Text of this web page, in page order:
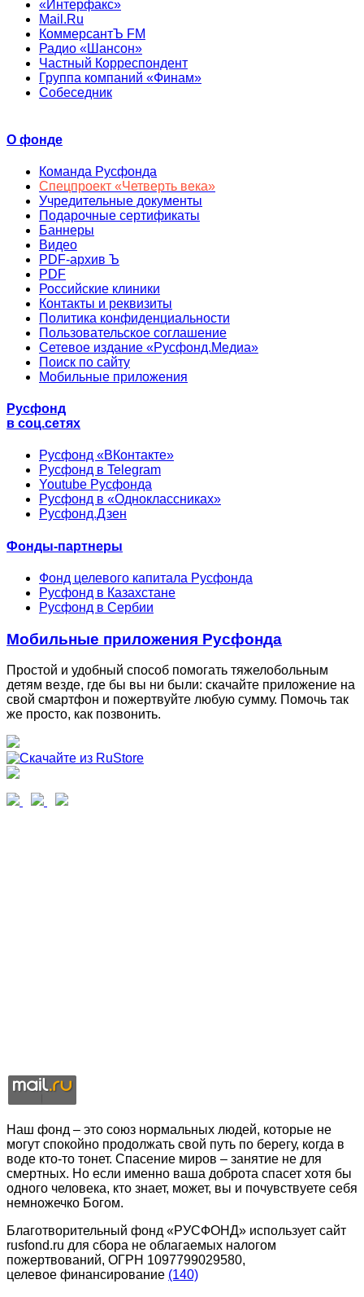
«Интерфакс»
Mail.Ru
КоммерсантЪ FM
Радио «Шансон»
Частный Корреспондент
Группа компаний «Финам»
Собеседник
О фонде
Команда Русфонда
Спецпроект «Четверть века»
Учредительные документы
Подарочные сертификаты
Баннеры
Видео
PDF-архив Ъ
PDF
Российские клиники
Контакты и реквизиты
Политика конфиденциальности
Пользовательское соглашение
Сетевое издание «Русфонд.Медиа»
Поиск по сайту
Мобильные приложения
Русфонд
в соц.сетях
Русфонд «ВКонтакте»
Русфонд в Telegram
Youtube Русфонда
Русфонд в «Одноклассниках»
Русфонд.Дзен
Фонды-партнеры
Фонд целевого капитала Русфонда
Русфонд в Казахстане
Русфонд в Сербии
Мобильные приложения Русфонда
Простой и удобный способ помогать тяжелобольным
детям везде, где бы вы ни были: скачайте приложение на
свой смартфон и пожертвуйте любую сумму. Помочь так
же просто, как позвонить.
Наш фонд – это союз нормальных людей, которые не
могут спокойно продолжать свой путь по берегу, когда в
воде кто-то тонет. Спасение миров – занятие не для
смертных. Но если именно ваша доброта спасет хотя бы
одного человека, кто знает, может, вы и почувствуете себя
немножечко Богом.
Благотворительный фонд «РУСФОНД» использует сайт
rusfond.ru для сбора не облагаемых налогом
пожертвований, ОГРН 1097799029580,
целевое финансирование (140)